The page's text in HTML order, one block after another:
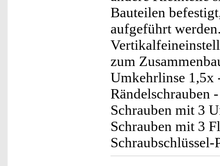
Bauteilen
aufgeführt
zum
Umkehrlinse 1,5x
Rändelschrauben
Schrauben mit 3
Schrauben mit 3